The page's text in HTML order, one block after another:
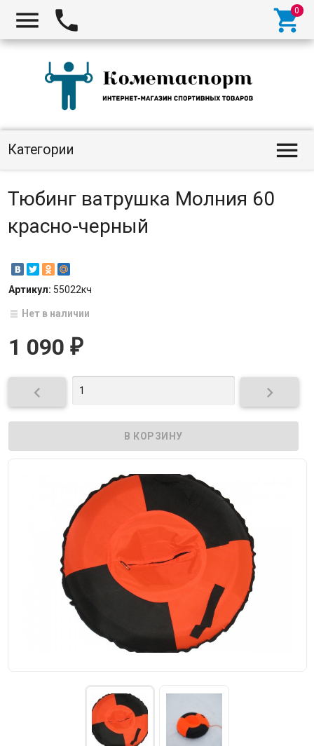
  
Категории 
Тюбинг ватрушка Молния 60
красно-черный
Артикул: 55022кч
Нет в наличии
1 090 ₽
 